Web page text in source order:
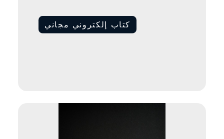
كتاب إلكتروني مجاني